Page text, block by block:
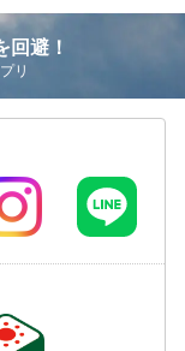
回避！
リ